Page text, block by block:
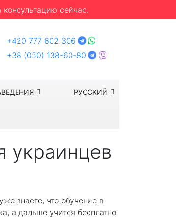
консультацию сейчас.
+420 777 602 306
+38 (050) 138-60-80
РУССКИЙ
украинцев
знаете, что обучение в
а дальше учится бесплатно